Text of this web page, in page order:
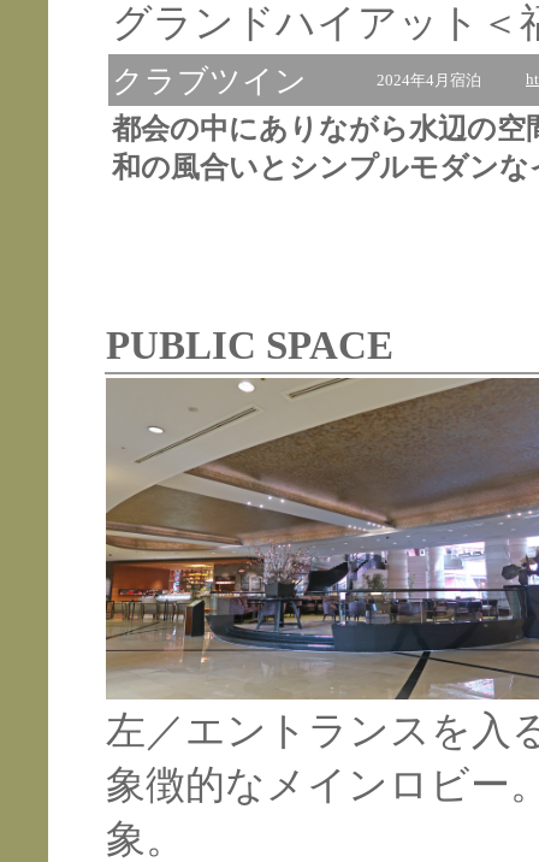
グランドハイアット＜
クラブツイン 2024年4月宿泊
都会の中にありながら水辺の
和の風合いとシンプルモダン
PUBLIC SPACE
左／エントランスを入
象徴的なメインロビー
象。